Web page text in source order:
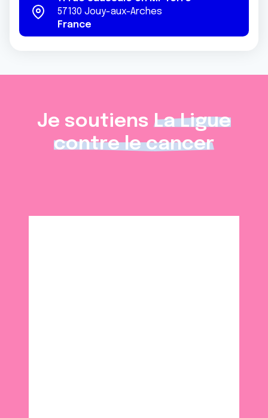
57130 Jouy-aux-Arches
France
Je soutiens La Ligue
contre le cancer